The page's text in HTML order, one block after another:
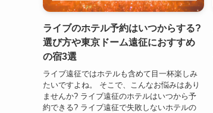
ライブのホテル予約はいつからする?
選び方や東京ドーム遠征におすすめ
の宿3選
ライブ遠征ではホテルも含めて目一杯楽しみ
たいですよね。 そこで、こんなお悩みはあり
ませんか? ライブ遠征のホテルはいつから予
約できる? ライブ遠征で失敗しないホテルの